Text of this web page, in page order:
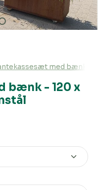
bænk - 120 x
med bænk -